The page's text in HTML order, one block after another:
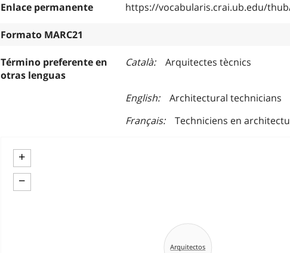
Enlace permanente https://vocabularis.crai.ub.edu/
Formato MARC21
Término preferente en
otras lenguas
Català Arquitectes tècnics
English
Architectural technicians
Français
Techniciens en
+
−
Arquitectos